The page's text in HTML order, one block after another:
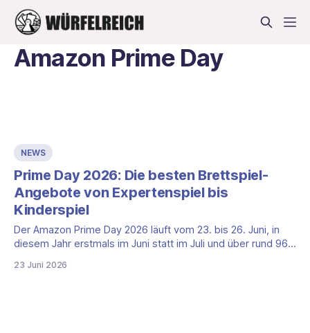
Amazon Prime Day
NEWS
Prime Day 2026: Die besten Brettspiel-
Angebote von Expertenspiel bis
Kinderspiel
Der Amazon Prime Day 2026 läuft vom 23. bis 26. Juni, in
diesem Jahr erstmals im Juni statt im Juli und über rund 96
Angebote herausgesucht, die sich wirklich lohnen, sortiert
23 Juni 2026